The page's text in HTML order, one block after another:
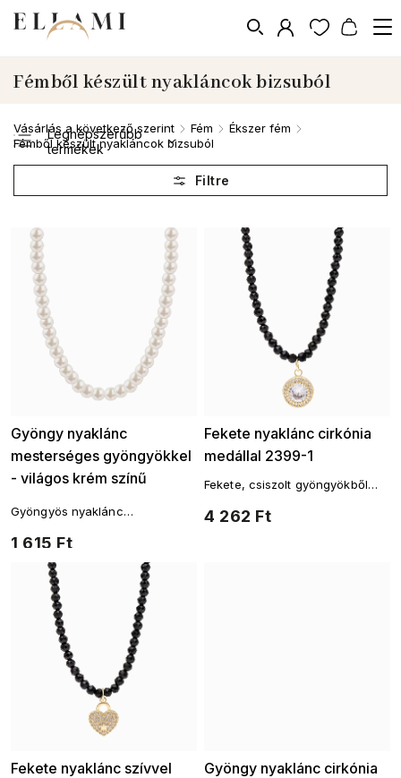
Vásárlás a következő szerint / Fém / Ékszer fém /
Fémből készült nyakláncok bizsuból
Fémből készült nyakláncok bizsuból
Legnépszerűbb
termékek
Legolcsóbb elöl
Legdrágább
Gyöngy nyaklánc
mesterséges gyöngyökkel
- világos krém színű
1 615 Ft
Gyöngyös nyaklánc
színben
Fekete nyaklánc cirkónia
medállal 2399-1
4 262 Ft
Fekete, csiszolt gyöngyökből
Fekete nyaklánc szívvel
Gyöngy nyaklánc cirkónia